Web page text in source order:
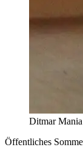
Ditmar
Öffentliches